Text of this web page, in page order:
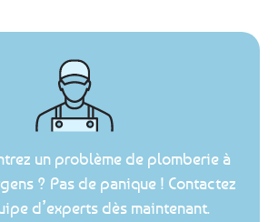
un problème de plomberie à
? Pas de panique ! Contactez
d’experts dès maintenant.